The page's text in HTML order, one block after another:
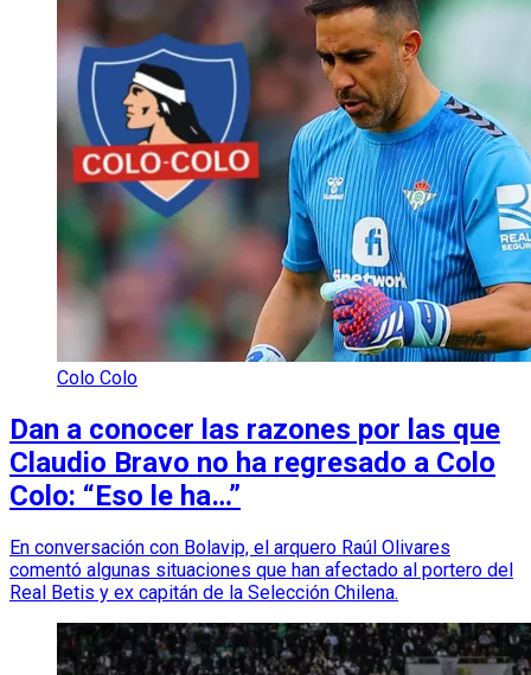
Colo Colo
Dan a conocer las razones por las que
Claudio Bravo no ha regresado a Colo
Colo: “Eso le ha…”
En conversación con Bolavip, el arquero Raúl Olivares
comentó algunas situaciones que han afectado al portero del
Real Betis y ex capitán de la Selección Chilena.